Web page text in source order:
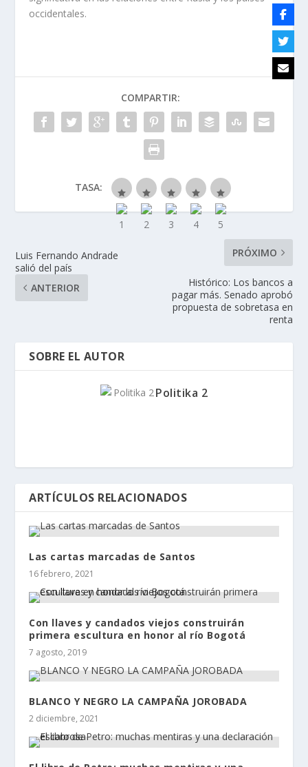
occidentales.
COMPARTIR:
TASA:
Luis Fernando Andrade
salió del país
ANTERIOR
PRÓXIMO
Histórico: Los bancos a
pagar más. Senado aprobó
propuesta de sobretasa en
renta
SOBRE EL AUTOR
Politika 2
ARTÍCULOS RELACIONADOS
Las cartas marcadas de Santos
16 febrero, 2021
Con llaves y candados viejos construirán
primera escultura en honor al río Bogotá
7 agosto, 2019
BLANCO Y NEGRO LA CAMPAÑA JOROBADA
2 diciembre, 2021